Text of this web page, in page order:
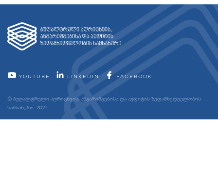
YOUTUBE LINKEDIN FACEBOOK
© ბუღალტრული აღრიცხვის, ანგარიშგებისა და აუდიტის ზედამხედველობის
სამსახური. 2021